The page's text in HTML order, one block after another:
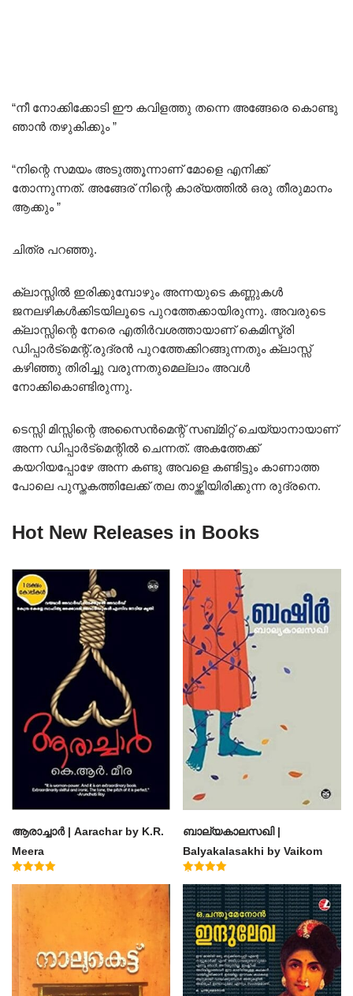
“നീ നോക്കിക്കോടി ഈ കവിളത്തു തന്നെ അങ്ങേരെ കൊണ്ടു
ഞാൻ തഴുകിക്കും ”
“നിന്റെ സമയം അടുത്തൂന്നാണ് മോളെ എനിക്ക്
തോന്നുന്നത്. അങ്ങേര് നിന്റെ കാര്യത്തിൽ ഒരു തീരുമാനം
ആക്കും ”
ചിത്ര പറഞ്ഞു.
ക്ലാസ്സിൽ ഇരിക്കുമ്പോഴും അന്നയുടെ കണ്ണുകൾ
ജനലഴികൾക്കിടയിലൂടെ പുറത്തേക്കായിരുന്നു. അവരുടെ
ക്ലാസ്സിന്റെ നേരെ എതിർവശത്തായാണ് കെമിസ്ട്രി
ഡിപ്പാർട്മെന്റ്.രുദ്രൻ പുറത്തേക്കിറങ്ങുന്നതും ക്ലാസ്സ്‌
കഴിഞ്ഞു തിരിച്ചു വരുന്നതുമെല്ലാം അവൾ
നോക്കികൊണ്ടിരുന്നു.
ടെസ്സി മിസ്സിന്റെ അസൈൻമെന്റ് സബ്മിറ്റ് ചെയ്യാനായാണ്
അന്ന ഡിപ്പാർട്മെന്റിൽ ചെന്നത്. അകത്തേക്ക്
കയറിയപ്പോഴേ അന്ന കണ്ടു അവളെ കണ്ടിട്ടും കാണാത്ത
പോലെ പുസ്തകത്തിലേക്ക് തല താഴ്ത്തിയിരിക്കുന്ന രുദ്രനെ.
Hot New Releases in Books
ആരാച്ചാര്‍ | Aarachar by K.R.
Meera
ബാല്യകാലസഖി |
Balyakalasakhi by Vaikom
Muhammad Basheer
4.60
out of 5